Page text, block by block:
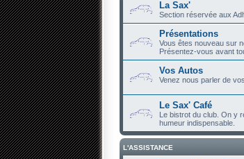
La Sax'
Section réservée aux
Présentations
Vous êtes nouveau sur
Présentez-vous avant
Vos Autos
Venez nous parler de
Le Sax' Café
Le bistrot du club. On y
humeur indispensable.
L'ASSISTANCE